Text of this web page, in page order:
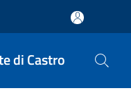
di Castro